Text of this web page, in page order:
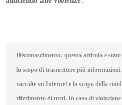
Disconoscimento: questo articolo è
lo scopo di trasmettere più
raccolte su Internet e lo scopo della
riferimento di tutti. In caso di